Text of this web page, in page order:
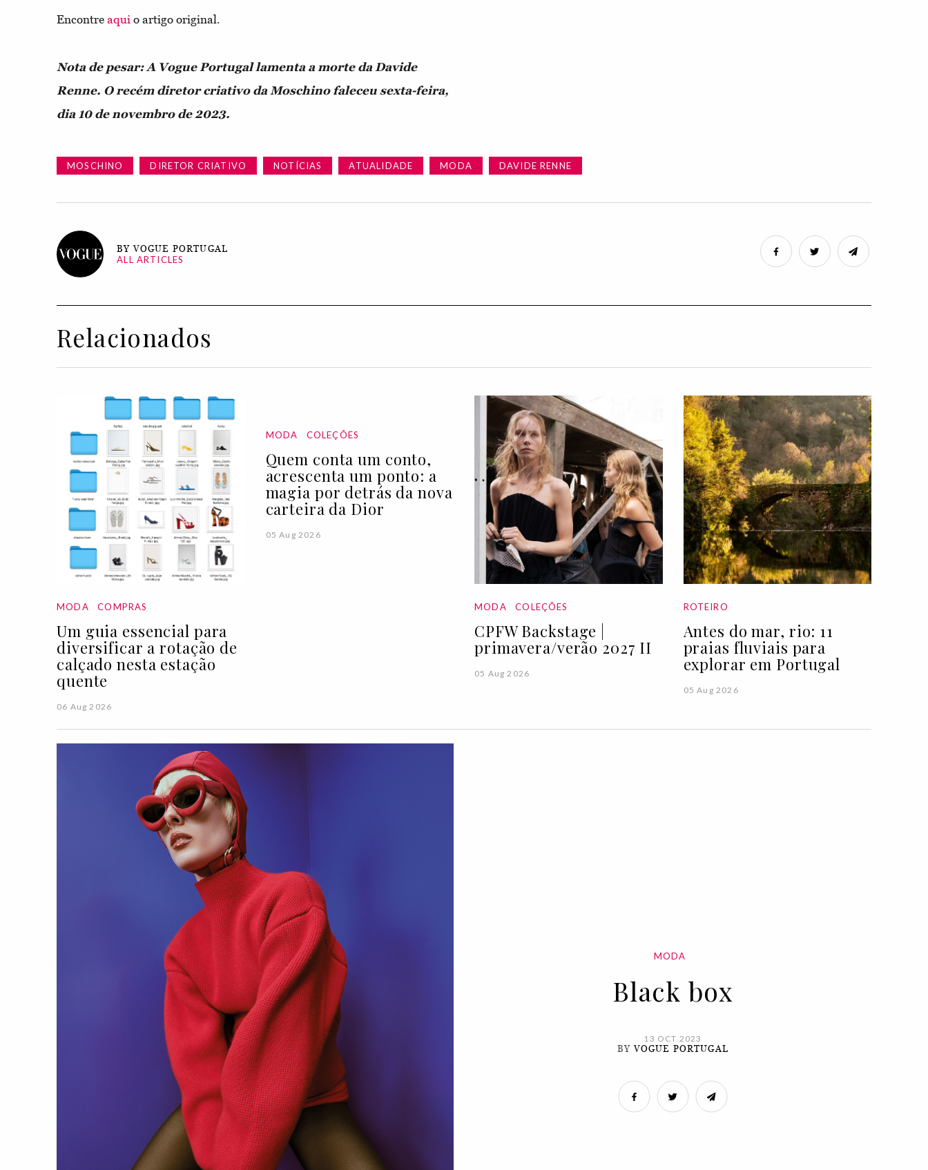
Encontre aqui o artigo original.
Nota de pesar: A Vogue Portugal lamenta a morte da Davide
Renne. O recém diretor criativo da Moschino faleceu sexta-feira,
dia 10 de novembro de 2023.
MOSCHINO DIRETOR CRIATIVO NOTÍCIAS ATUALIDADE MODA DAVIDE RENNE
BY VOGUE PORTUGAL
ALL ARTICLES
Relacionados
MODA COMPRAS
Um guia essencial para
diversificar a rotação de
calçado nesta estação
quente
06 Aug 2026
MODA COLEÇÕES
Quem conta um conto,
acrescenta um ponto: a
magia por detrás da nova
carteira da Dior
05 Aug 2026
MODA COLEÇÕES
CPFW Backstage |
primavera/verão 2027 II
05 Aug 2026
ROTEIRO
Antes do mar, rio: 11
praias fluviais para
explorar em Portugal
05 Aug 2026
MODA
Black box
13 OCT 2023
BYVOGUE PORTUGAL